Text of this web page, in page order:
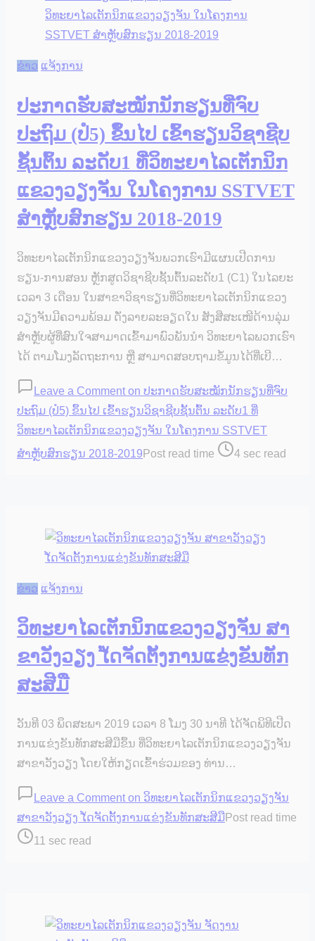
ຂ່າວ ແຈ້ງການ
ປະກາດຮັບສະໝັກນັກຮຽນທີ່ຈົບ
ປະຖົມ (ປໍ5) ຂຶ້ນໄປ ເຂົ້າຮຽນວິຊາຊີບ
ຊັ້ນຕົ້ນ ລະດັບ1 ທີ່ວິທະຍາໄລເຕັກນິກ
ແຂວງວຽງຈັນ ໃນໂຄງການ SSTVET
ສຳຫຼັບສົກຮຽນ 2018-2019
ວິທະຍາໄລເຕັກນິກແຂວງວຽງຈັນພວກເຮົາມີແຜນເປີດການ
ຮຽນ-ການສອນ ຫຼັກສູດວິຊາຊີບຊັ້ນຕົ້ນລະດັບ1 (C1) ໃນໄລຍະ
ເວລາ 3 ເດືອນ ໃນສາຂາວິຊາຮຽນທີ່ວິທະຍາໄລເຕັກນິກແຂວງ
ວຽງຈັນມີຄວາມພ້ອມ ດັ່ງລາຍລະອຽດໃນ ສັງສືສະເໜີດ້ານລຸ່ມ
ສຳຫຼັບຜູ້ທີ່ສົນໃຈສາມາດເຂົ້າມາພົວພັນນຳ ວິທະຍາໄລພວກເຮົາ
ໄດ້ ຕາມໂມງລັດຖະການ ຫຼື ສາມາດສອບຖາມຂໍ້ມູນໄດ້ທີ່ເບີ…
Leave a Comment on ປະກາດຮັບສະໝັກນັກຮຽນທີ່ຈົບ
ປະຖົມ (ປໍ5) ຂຶ້ນໄປ ເຂົ້າຮຽນວິຊາຊີບຊັ້ນຕົ້ນ ລະດັບ1 ທີ່
ວິທະຍາໄລເຕັກນິກແຂວງວຽງຈັນ ໃນໂຄງການ SSTVET
ສຳຫຼັບສົກຮຽນ 2018-2019 Post read time 4 sec read
ຂ່າວ ແຈ້ງການ
ວິທະຍາໄລເຕັກນິກແຂວງວຽງຈັນ ສາ
ຂາວັງວຽງ ໄ້ດຈັດຕັ້ງການແຂ່ງຂັນທັກ
ສະສີມື
ວັນທີ 03 ພຶດສະພາ 2019 ເວລາ 8 ໂມງ 30 ນາທີ ໄດ້ຈັດພິທີເປີດ
ການແຂ່ງຂັນທັກສະສີມືຂຶ້ນ ທີ່ວິທະຍາໄລເຕັກນິກແຂວງວຽງຈັນ
ສາຂາວັງວຽງ ໂດຍໃຫ້ກຽດເຂົ້າຮ່ວມຂອງ ທ່ານ…
Leave a Commenton ວິທະຍາໄລເຕັກນິກແຂວງວຽງຈັນ
ສາຂາວັງວຽງ ໄ້ດຈັດຕັ້ງການແຂ່ງຂັນທັກສະສີມືPost read time
11 sec read